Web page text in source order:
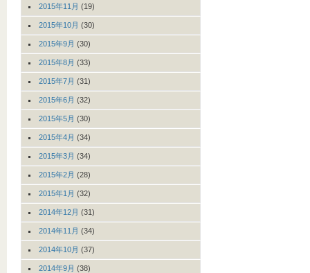
2015年11月 (19)
2015年10月 (30)
2015年9月 (30)
2015年8月 (33)
2015年7月 (31)
2015年6月 (32)
2015年5月 (30)
2015年4月 (34)
2015年3月 (34)
2015年2月 (28)
2015年1月 (32)
2014年12月 (31)
2014年11月 (34)
2014年10月 (37)
2014年9月 (38)